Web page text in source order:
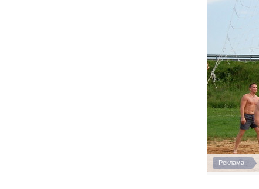
Реклама